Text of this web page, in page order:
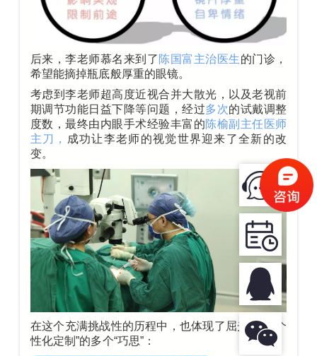
后来，李老师慕名来到了 陈国富 主治医生的门诊，
希望能摘掉瓶底般厚重的眼镜。
考虑到李老师超高度近视合并大散光，以及老视前
期调节功能日益下降等问题，经过多次的试戴调整
度数，最终由内眼手术经验丰富的陈榆副主任医师
主刀，
成功让李老师的视觉世界迎来了全新的改
变。
在这个充满挑战性的历程中，也体现了屈光中心“个
性化定制”的多个“巧思”：